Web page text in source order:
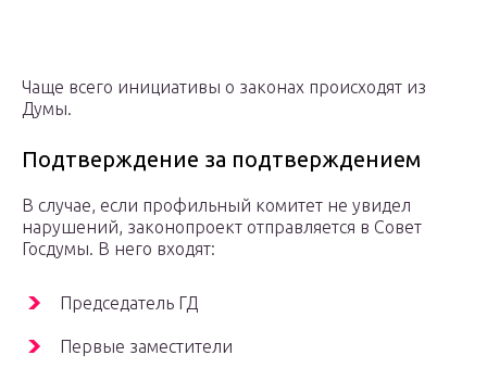
Чаще всего инициативы о законах происходят из
Думы.
Подтверждение за подтверждением
В случае, если профильный комитет не увидел
нарушений, законопроект отправляется в Совет
Госдумы. В него входят:
Председатель ГД
Первые заместители